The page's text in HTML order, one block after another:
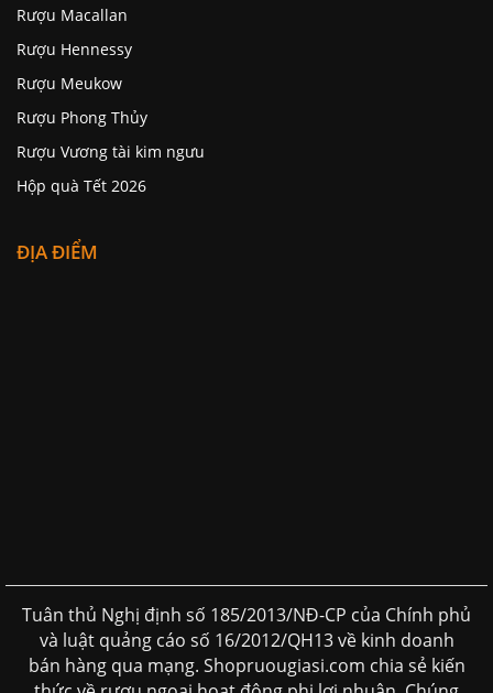
Rượu Macallan
Rượu Hennessy
Rượu Meukow
Rượu Phong Thủy
Rượu Vương tài kim ngưu
Hộp quà Tết 2026
ĐỊA ĐIỂM
Tuân thủ Nghị định số 185/2013/NĐ-CP của Chính phủ
và luật quảng cáo số 16/2012/QH13 về kinh doanh
bán hàng qua mạng. Shopruougiasi.com chia sẻ kiến